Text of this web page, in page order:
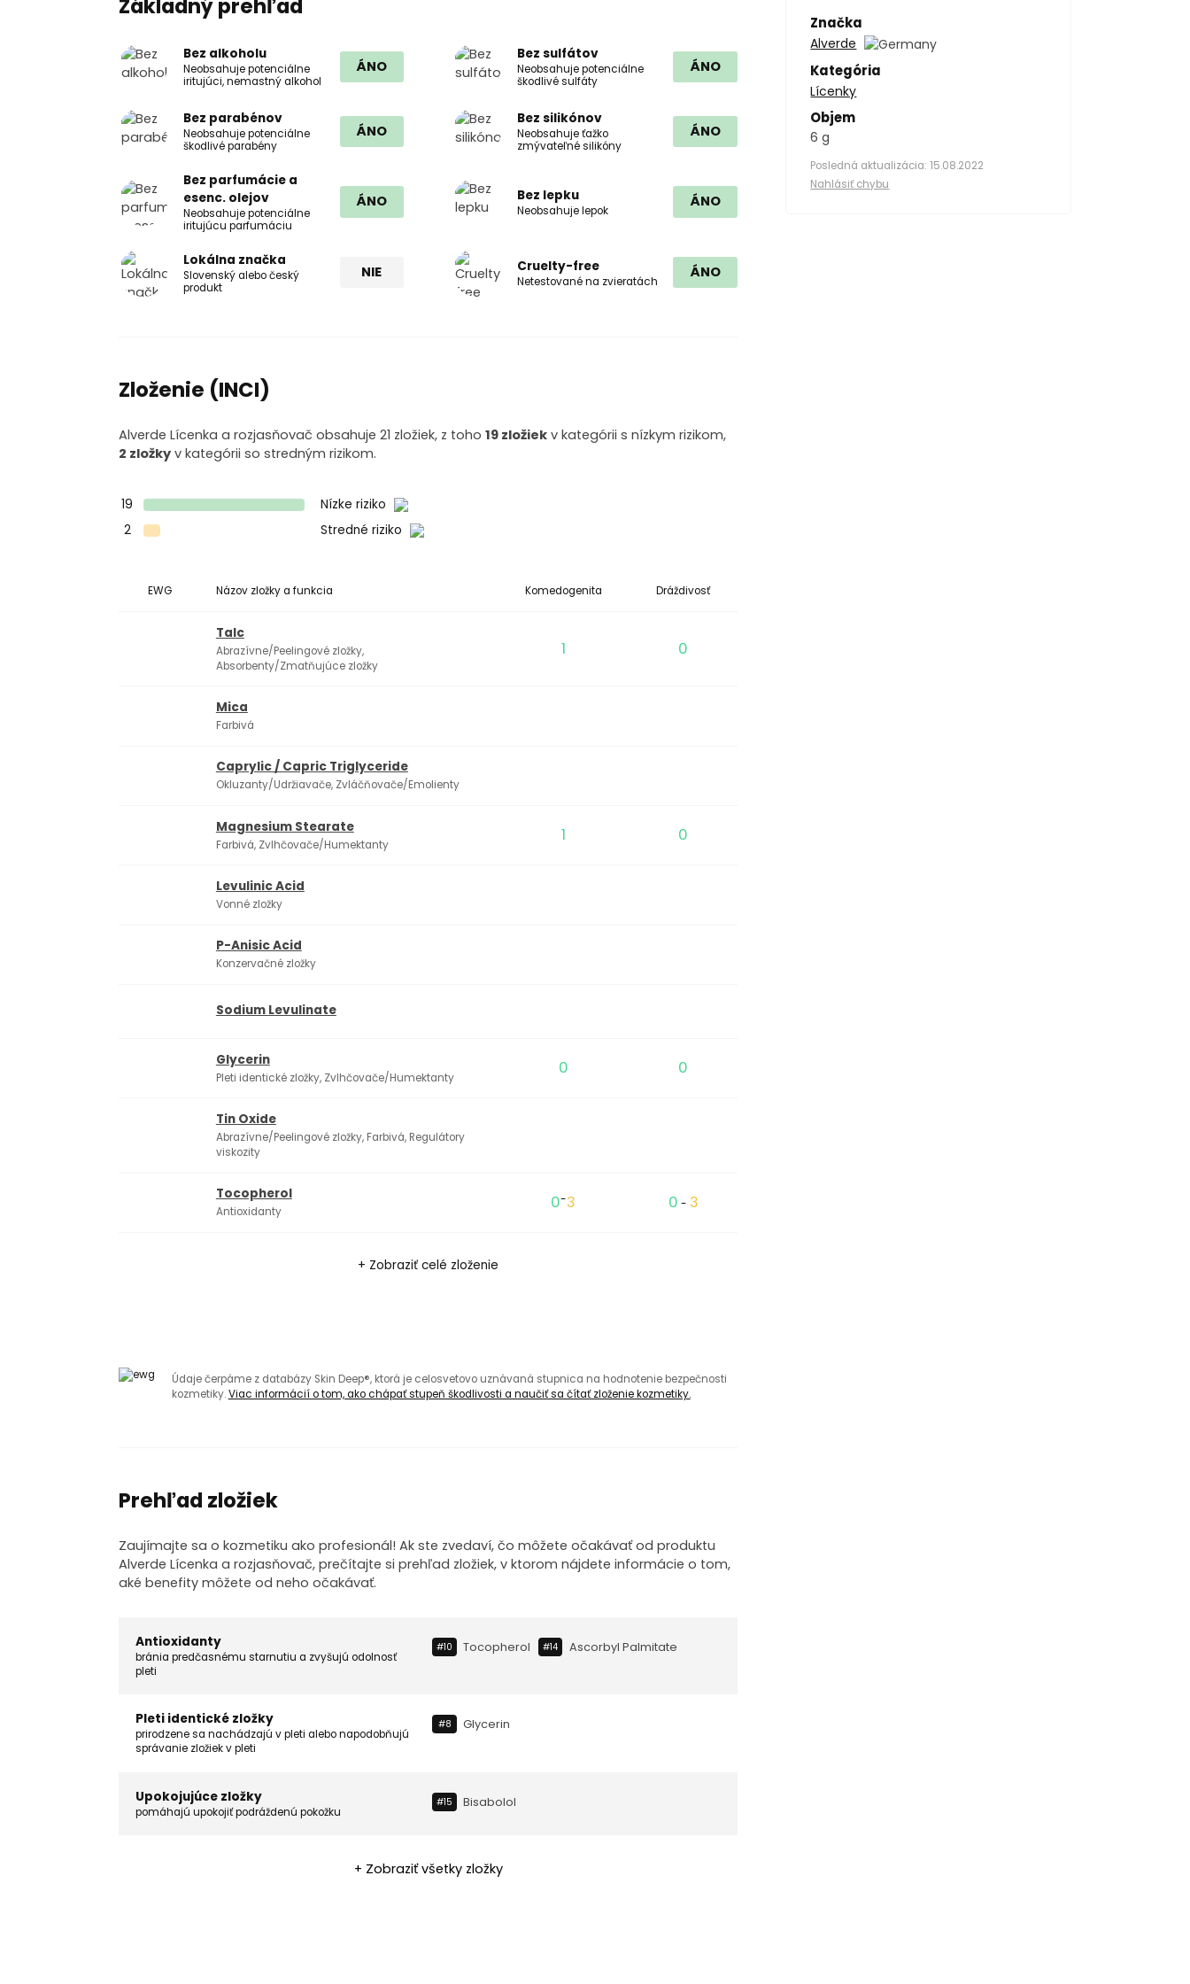
Základný prehľad
Bez alkoholu
Neobsahuje potenciálne
iritujúci, nemastný alkohol
ÁNO
Bez sulfátov
Neobsahuje potenciálne
škodlivé sulfáty
ÁNO
Bez parabénov
Neobsahuje potenciálne
škodlivé parabény
ÁNO
Bez silikónov
Neobsahuje ťažko
zmývateľné silikóny
ÁNO
Bez parfumácie a
esenc. olejov
Neobsahuje potenciálne
iritujúcu parfumáciu
ÁNO Bez lepku
Neobsahuje lepok
ÁNO
Lokálna značka
Slovenský alebo český
produkt
NIE Cruelty-free
Netestované na zvieratách
ÁNO
Zloženie (INCI)
Alverde Lícenka a rozjasňovač obsahuje 21 zložiek, z toho19 zložiek v kategórii s nízkym rizikom,
2 zložky v kategórii so stredným rizikom.
19
Nízke riziko
2
Stredné riziko
EWG Názov zložky a funkcia Komedogenita Dráždivosť
Talc
Abrazívne/Peelingové zložky,
Absorbenty/Zmatňujúce zložky
1 0
Mica
Farbivá
Caprylic / Capric Triglyceride
Okluzanty/Udržiavače, Zvláčňovače/Emolienty
Magnesium Stearate
Farbivá, Zvlhčovače/Humektanty 1 0
Levulinic Acid
Vonné zložky
P-Anisic Acid
Konzervačné zložky
Sodium Levulinate
Glycerin
Pleti identické zložky, Zvlhčovače/Humektanty 0 0
Tin Oxide
Abrazívne/Peelingové zložky, Farbivá, Regulátory
viskozity
Tocopherol
Antioxidanty 0-3 0 - 3
+ Zobraziť celé zloženie
Údaje čerpáme z databázy Skin Deep®, ktorá je celosvetovo uznávaná stupnica na hodnotenie bezpečnosti
kozmetiky.Viac informácií o tom, ako chápať stupeň škodlivosti a naučiť sa čítať zloženie kozmetiky.
Prehľad zložiek
Zaujímajte sa o kozmetiku ako profesionál! Ak ste zvedaví, čo môžete očakávať od produktu
Alverde Lícenka a rozjasňovač, prečítajte si prehľad zložiek, v ktorom nájdete informácie o tom,
aké benefity môžete od neho očakávať.
Antioxidanty
bránia predčasnému starnutiu a zvyšujú odolnosť
pleti
#10 Tocopherol #14 Ascorbyl Palmitate
Pleti identické zložky
prirodzene sa nachádzajú v pleti alebo napodobňujú
správanie zložiek v pleti
#8 Glycerin
Upokojujúce zložky
pomáhajú upokojiť podráždenú pokožku
#15 Bisabolol
+ Zobraziť všetky zložky
Značka
Alverde
Kategória
Lícenky
Objem
6 g
Posledná aktualizácia: 15.08.2022
Nahlásiť chybu